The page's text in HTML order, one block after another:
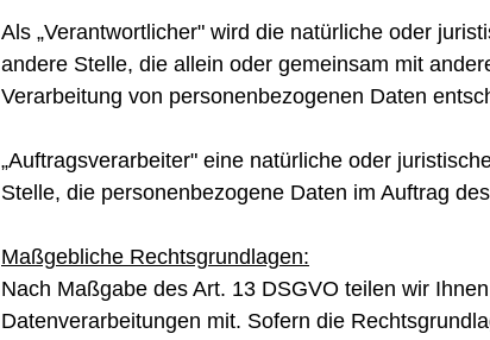
Als „Verantwortlicher" wird die natürliche oder
andere Stelle, die allein oder gemeinsam mit
Verarbeitung von personenbezogenen Daten
„Auftragsverarbeiter" eine natürliche oder
Stelle, die personenbezogene Daten im Auftrag
Maßgebliche Rechtsgrundlagen:
Nach Maßgabe des Art. 13 DSGVO teilen wir
Datenverarbeitungen mit. Sofern die